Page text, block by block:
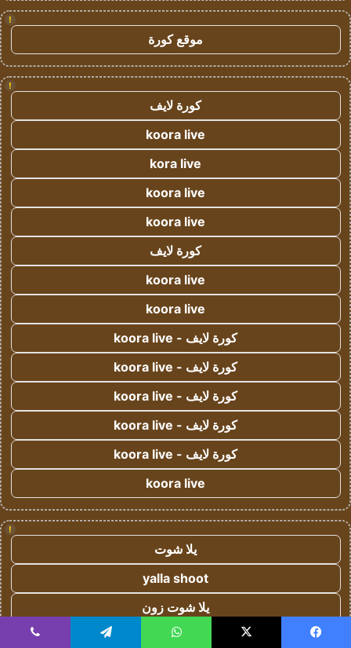
!
موقع كورة
!
كورة لايف
koora live
kora live
koora live
koora live
كورة لايف
koora live
koora live
كورة لايف - koora live
كورة لايف - koora live
كورة لايف - koora live
كورة لايف - koora live
كورة لايف - koora live
koora live
!
يلا شوت
yalla shoot
يلا شوت زون
يلا لايف